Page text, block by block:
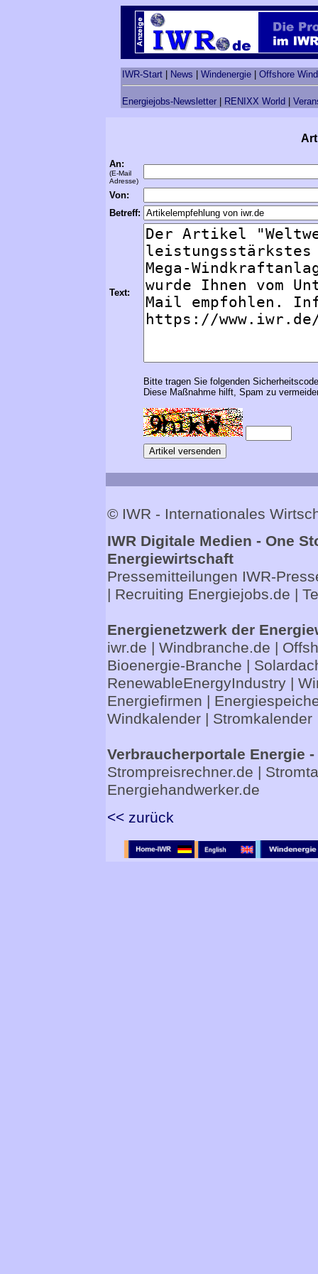
IWR-Start News Windenergie Offshore
Energiejobs-Newsletter RENIXX World
An:
(E-Mail
Adresse)
Von:
Betreff:
Text:
Bitte tragen Sie folgenden
Diese Maßnahme hilft, Spam zu
© IWR - Internationales
IWR Digitale Medien - One
Energiewirtschaft
Pressemitteilungen IWR-
| Recruiting Energiejobs.de |
Energienetzwerk der
iwr.de | Windbranche.de |
Bioenergie-Branche |
RenewableEnergyIndustry|
Energiefirmen |
Windkalender| Stromkalender
Verbraucherportale Energie
Strompreisrechner.de |
Energiehandwerker.de
<< zurück